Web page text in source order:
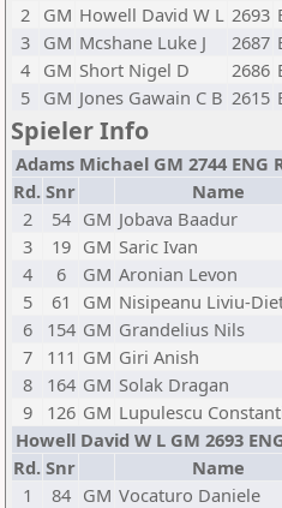
2 GM Howell David W L 2693
3 GM Mcshane Luke J 2687
4 GM Short Nigel D 2686
5 GM Jones Gawain C B 2615
Spieler Info
Adams Michael GM 2744 ENG
Rd. Snr Name
2
54 GM Jobava Baadur
3
19 GM Saric Ivan
4
6 GM Aronian Levon
5
61 GM Nisipeanu Liviu-
6
154 GM Grandelius Nils
7
111 GM Giri Anish
8
164 GM Solak Dragan
9
126 GM Lupulescu
Howell David W L GM 2693
Rd. Snr Name
1
84 GM Vocaturo Daniele